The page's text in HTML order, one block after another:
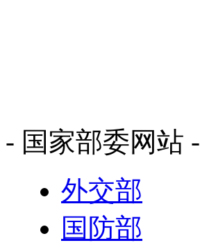
- 国家部委网站 -
外交部
国防部